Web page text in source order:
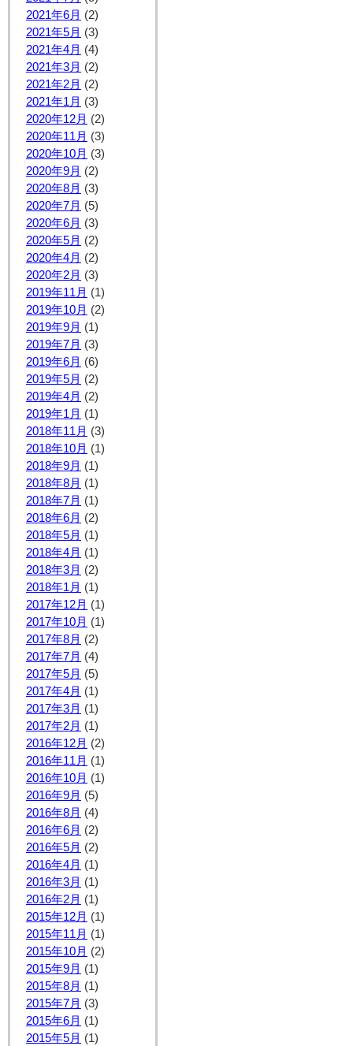
2021年6月 (2)
2021年5月 (3)
2021年4月 (4)
2021年3月 (2)
2021年2月 (2)
2021年1月 (3)
2020年12月 (2)
2020年11月 (3)
2020年10月 (3)
2020年9月 (2)
2020年8月 (3)
2020年7月 (5)
2020年6月 (3)
2020年5月 (2)
2020年4月 (2)
2020年2月 (3)
2019年11月 (1)
2019年10月 (2)
2019年9月 (1)
2019年7月 (3)
2019年6月 (6)
2019年5月 (2)
2019年4月 (2)
2019年1月 (1)
2018年11月 (3)
2018年10月 (1)
2018年9月 (1)
2018年8月 (1)
2018年7月 (1)
2018年6月 (2)
2018年5月 (1)
2018年4月 (1)
2018年3月 (2)
2018年1月 (1)
2017年12月 (1)
2017年10月 (1)
2017年8月 (2)
2017年7月 (4)
2017年5月 (5)
2017年4月 (1)
2017年3月 (1)
2017年2月 (1)
2016年12月 (2)
2016年11月 (1)
2016年10月 (1)
2016年9月 (5)
2016年8月 (4)
2016年6月 (2)
2016年5月 (2)
2016年4月 (1)
2016年3月 (1)
2016年2月 (1)
2015年12月 (1)
2015年11月 (1)
2015年10月 (2)
2015年9月 (1)
2015年8月 (1)
2015年7月 (3)
2015年6月 (1)
2015年5月 (1)